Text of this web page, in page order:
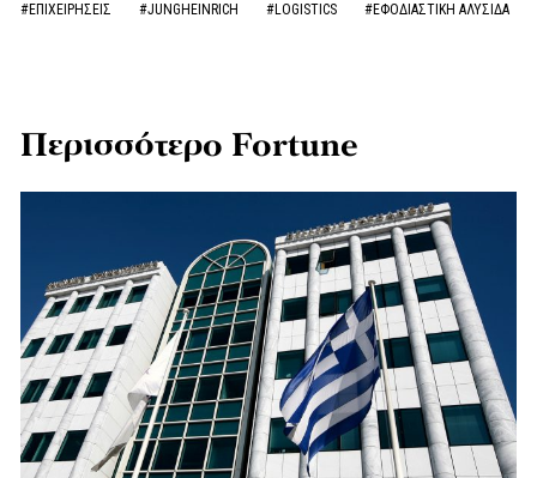
#ΕΠΙΧΕΙΡΗΣΕΙΣ #JUNGHEINRICH #LOGISTICS #ΕΦΟΔΙΑΣΤΙΚΗ ΑΛΥΣΙΔΑ
Περισσότερο Fortune